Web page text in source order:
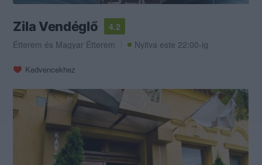
Zila Vendéglő
4.2
Étterem és Magyar Étterem Nyitva este 22:00-ig
Kedvencekhez